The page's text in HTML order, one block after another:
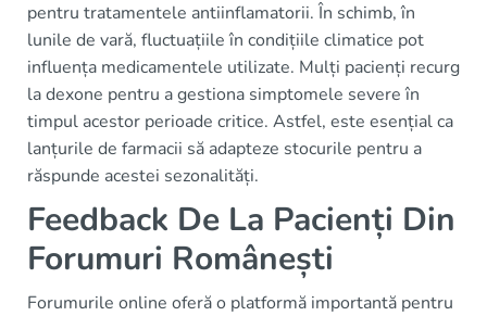
pentru tratamentele antiinflamatorii. În schimb, în
lunile de vară, fluctuațiile în condițiile climatice pot
influența medicamentele utilizate. Mulți pacienți recurg
la dexone pentru a gestiona simptomele severe în
timpul acestor perioade critice. Astfel, este esențial ca
lanțurile de farmacii să adapteze stocurile pentru a
răspunde acestei sezonalități.
Feedback De La Pacienți Din
Forumuri Românești
Forumurile online oferă o platformă importantă pentru